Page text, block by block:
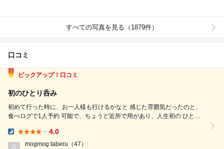
すべての写真を見る（1879件）
口コミ
ピックアップ！口コミ
初のひとり呑み
初めて行った時に、お一人様も行けるかなと 感じた雰囲気だったのと、
食べログで1人予約 可能で、ちょうど近所で用があり、人生初の ひとり
員さん達も前回と変わらず優しく丁寧に 接してくれます。 お魚の仕入れ
が良いとの...
4.0
mogmog taberu （47）